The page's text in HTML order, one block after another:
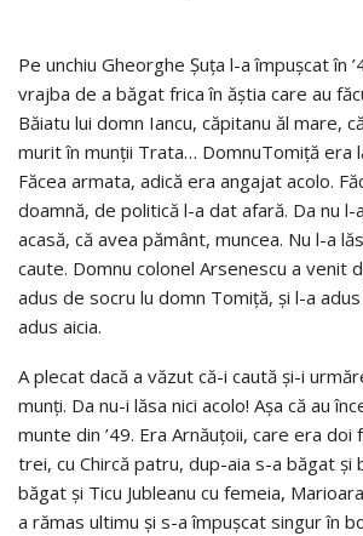
Pe unchiu Gheorghe Şuţa l-a împuşcat în
vrajba de a băgat frica în ăştia care au
Băiatu lui domn Iancu, căpitanu ăl mare,
murit în munţii Trata… DomnuTomiţă era
Făcea armata, adică era angajat acolo.
doamnă, de politică l-a dat afară. Da nu l-
acasă, că avea pământ, muncea. Nu l-a
caute. Domnu colonel Arsenescu a venit
adus de socru lu domn Tomiţă, şi l-a adus
adus aicia.
A plecat dacă a văzut că-i caută şi-i
munţi. Da nu-i lăsa nici acolo! Aşa că au
munte din ’49. Era Arnăuţoii, care era doi
trei, cu Chircă patru, dup-aia s-a băgat şi
băgat şi Ticu Jubleanu cu femeia,
a rămas ultimu şi s-a împuşcat singur în